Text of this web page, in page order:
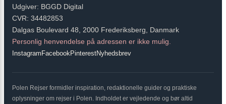
Udgiver: BGGD Digital
CVR: 34482853
Dalgas Boulevard 48, 2000 Frederiksberg, Danmark
Personlig henvendelse på adressen er ikke mulig.
Instagram FacebookPinterestNyhedsbrev
Polen Rejser formidler inspiration, redaktionelle guider og praktiske
oplysninger om rejser i Polen. Indholdet er vejledende og bør altid